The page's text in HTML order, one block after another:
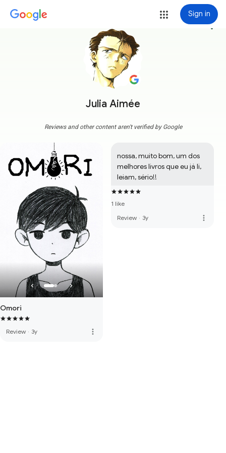
Sign in
Julia Aimée
more_vert
Reviews and other content aren't verified by Google
Omori
Review · 3y more_vert
nossa, muito bom, um dos
melhores livros que eu já li,
leiam, sério!!
1 like
Review · 3y more_vert